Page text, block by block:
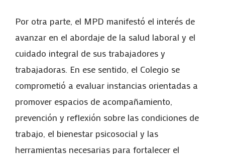
Por otra parte, el MPD manifestó el interés de
avanzar en el abordaje de la salud laboral y el
cuidado integral de sus trabajadores y
trabajadoras. En ese sentido, el Colegio se
comprometió a evaluar instancias orientadas a
promover espacios de acompañamiento,
prevención y reflexión sobre las condiciones de
trabajo, el bienestar psicosocial y las
herramientas necesarias para fortalecer el